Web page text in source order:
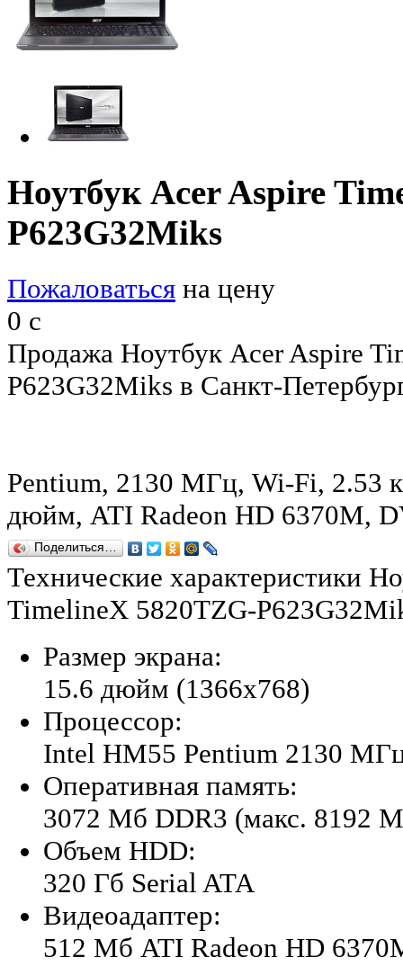
Ноутбук Acer Aspire
P623G32Miks
Пожаловаться на цену
0 c
Продажа Ноутбук Acer Aspire
P623G32Miks в Санкт-
Pentium, 2130 МГц, Wi-Fi, 2.53
дюйм, ATI Radeon HD 6370M,
Поделиться…
Технические характеристики
TimelineX 5820TZG-
Размер экрана:
15.6 дюйм (1366x768)
Процессор:
Intel HM55 Pentium 2130
Оперативная память:
3072 Мб DDR3 (макс. 8192
Объем HDD:
320 Гб Serial ATA
Видеоадаптер:
512 Мб ATI Radeon HD